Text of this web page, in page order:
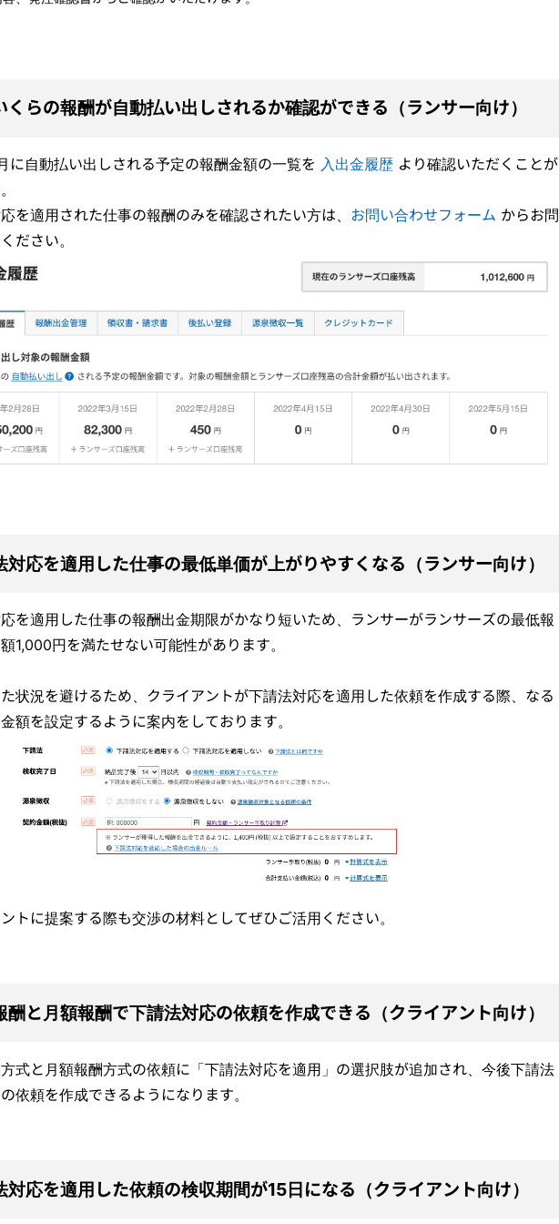
くらの報酬が自動払い出しされるか確認ができる（ランサー向け）
に自動払い出しされる予定の報酬金額の一覧を 入出金履歴 より確認いただくことが
を適用された仕事の報酬のみを確認されたい方は、 お問い合わせフォーム からお問
ださい。
対応を適用した仕事の最低単価が上がりやすくなる（ランサー向け）
を適用した仕事の報酬出金期限がかなり短いため、ランサーがランサーズの最低報
1,000円を満たせない可能性があります。
状況を避けるため、クライアントが下請法対応を適用した依頼を作成する際、なる
額を設定するように案内をしております。
トに提案する際も交渉の材料としてぜひご活用ください。
酬と月額報酬で下請法対応の依頼を作成できる（クライアント向け）
式と月額報酬方式の依頼に「下請法対応を適用」の選択肢が追加され、今後下請法
依頼を作成できるようになります。
対応を適用した依頼の検収期間が15日になる（クライアント向け）